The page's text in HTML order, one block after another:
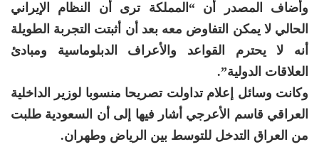
وأضاف المصدر أن “المملكة ترى أن النظام الإيراني
الحالي لا يمكن التفاوض معه بعد أن أثبتت التجربة الطويلة
أنه لا يحترم القواعد والأعراف الدبلوماسية ومبادئ
العلاقات الدولية”.
وكانت وسائل إعلام تداولت تصريحا منسوبا لوزير الداخلية
العراقي قاسم الأعرجي أشار فيها إلى أن السعودية طلبت
من العراق التدخل للتوسط بين الرياض وطهران.